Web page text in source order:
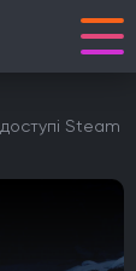
Steam